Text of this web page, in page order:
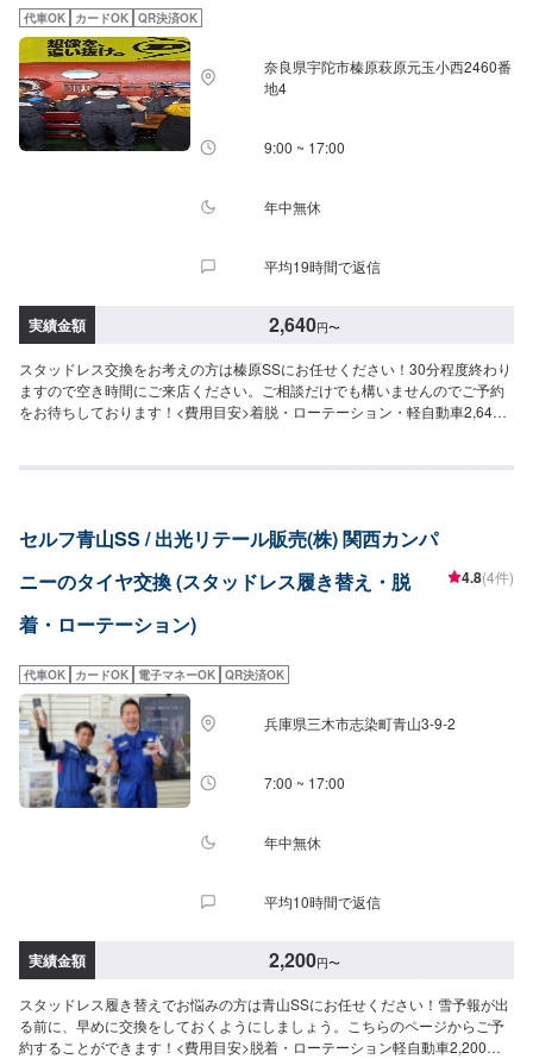
代車OK カードOK QR決済OK
奈良県宇陀市榛原萩原元玉小西2460番
地4
9:00 ~ 17:00
年中無休
平均19時間で返信
実績金額 2,640円〜
スタッドレス交換をお考えの方は榛原SSにお任せください！30分程度終わり
ますので空き時間にご来店ください。ご相談だけでも構いませんのでご予約
をお待ちしております！<費用目安>着脱・ローテーション・軽自動車2,640
セルフ青山SS / 出光リテール販売(株) 関西カンパ
ニーのタイヤ交換 (スタッドレス履き替え・脱
着・ローテーション)
4.8(4件)
代車OK カードOK 電子マネーOK QR決済OK
兵庫県三木市志染町青山3-9-2
7:00 ~ 17:00
年中無休
平均10時間で返信
実績金額 2,200円〜
スタッドレス履き替えでお悩みの方は青山SSにお任せください！雪予報が出
る前に、早めに交換をしておくようにしましょう。こちらのページからご予
約することができます！<費用目安>脱着・ローテーション軽自動車2,200円/4